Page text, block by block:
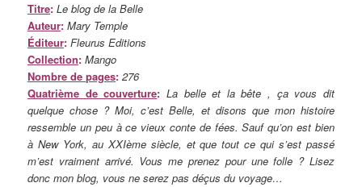
Titre: Le blog de la Belle
Auteur:Mary Temple
Éditeur: Fleurus Editions
Collection: Mango
Nombre de pages: 276
Quatrième de couverture: La belle et la bête , ça vous dit
quelque chose ? Moi, c’est Belle, et disons que mon histoire
ressemble un peu à ce vieux conte de fées. Sauf qu’on est bien
à New York, au XXIème siècle, et que tout ce qui s’est passé
m’est vraiment arrivé. Vous me prenez pour une folle ? Lisez
donc mon blog, vous ne serez pas déçus du voyage…